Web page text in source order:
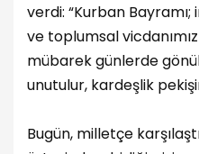
verdi: “Kurban Bayramı;
ve toplumsal
mübarek günlerde
unutulur, kardeşlik
Bugün, milletçe